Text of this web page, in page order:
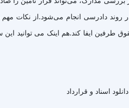
روند دادرسی انجام می‌شود.از نکات
اسناد و قرارداد